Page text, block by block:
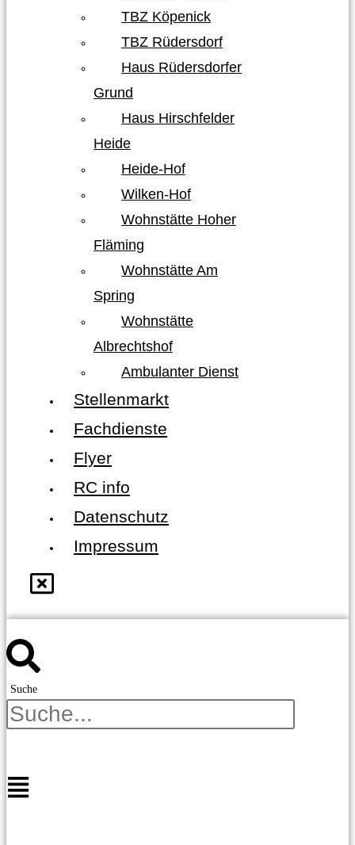
TBZ Köpenick
TBZ Rüdersdorf
Haus Rüdersdorfer
Grund
Haus Hirschfelder
Heide
Heide-Hof
Wilken-Hof
Wohnstätte Hoher
Fläming
Wohnstätte Am
Spring
Wohnstätte
Albrechtshof
Ambulanter Dienst
Stellenmarkt
Fachdienste
Flyer
RC info
Datenschutz
Impressum
Suche